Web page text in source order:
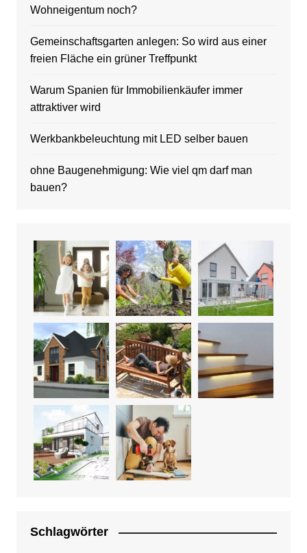
Wohneigentum noch?
Gemeinschaftsgarten anlegen: So wird aus einer
freien Fläche ein grüner Treffpunkt
Warum Spanien für Immobilienkäufer immer
attraktiver wird
Werkbankbeleuchtung mit LED selber bauen
ohne Baugenehmigung: Wie viel qm darf man
bauen?
Schlagwörter